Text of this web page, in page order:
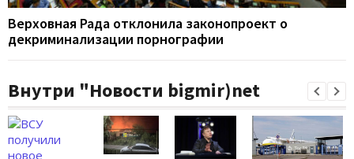
Верховная Рада отклонила законопроект о
декриминализации порнографии
Внутри "Новости bigmir)net